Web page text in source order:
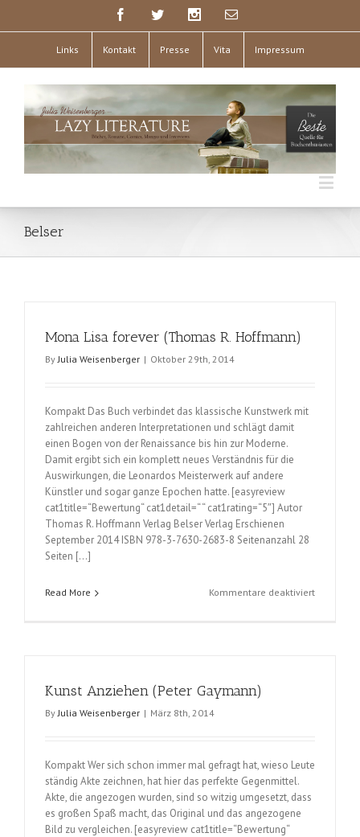
Links Kontakt Presse Vita Impressum
Belser
Mona Lisa forever (Thomas R. Hoffmann)
ByJulia Weisenberger | Oktober 29th, 2014
Kompakt Das Buch verbindet das klassische Kunstwerk mit
zahlreichen anderen Interpretationen und schlägt damit
einen Bogen von der Renaissance bis hin zur Moderne.
Damit ergibt sich ein komplett neues Verständnis für die
Auswirkungen, die Leonardos Meisterwerk auf andere
Künstler und sogar ganze Epochen hatte. [easyreview
cat1title=“Bewertung“ cat1detail=“ “ cat1rating=“5″] Autor
Thomas R. Hoffmann Verlag Belser Verlag Erschienen
September 2014 ISBN 978-3-7630-2683-8 Seitenanzahl 28
Seiten […]
Read More Kommentare deaktiviertfür
Kunst Anziehen (Peter Gaymann)
ByJulia Weisenberger | März 8th, 2014
Kompakt Wer sich schon immer mal gefragt hat, wieso Leute
ständig Akte zeichnen, hat hier das perfekte Gegenmittel.
Akte, die angezogen wurden, sind so witzig umgesetzt, dass
es großen Spaß macht, das Original und das angezogene
Bild zu vergleichen. [easyreview cat1title=“Bewertung“